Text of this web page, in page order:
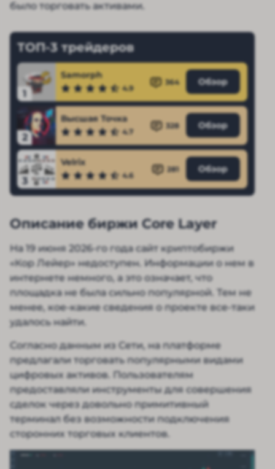
было торговать активами.
ТОП-3 трейдеров
1
Samorph
4.9
364 Обзор
2
Высшая Точка
4.7
328 Обзор
3
Velrix
4.6
281 Обзор
Описание биржи Core Layer
На 19 июня 2026-го года сайт криптобиржи
«Кор Лейер» недоступен. Информации о нем в
интернете немного, а это означает, что
площадка не была сильно популярной. Тем не
менее, кое-какие сведения о проекте все-таки
удалось найти.
Согласно данным из Сети, на платформе
предлагали торговать популярными видами
цифровых активов. Пользователям
предоставляли инструменты для совершения
сделок через довольно примитивный
терминал без возможности подключения
сторонних торговых клиентов.